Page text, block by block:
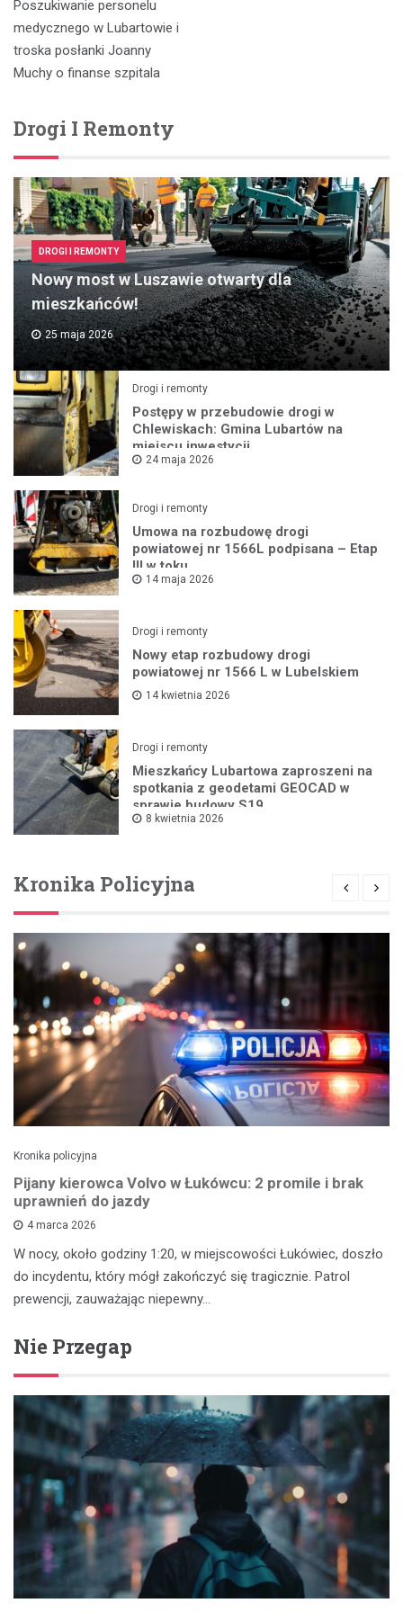
wpisu
Poszukiwanie personelu
medycznego w Lubartowie i
troska posłanki Joanny
Muchy o finanse szpitala
Drogi I Remonty
DROGI I REMONTY
Nowy most w Luszawie otwarty dla
mieszkańców!
25 maja 2026
Drogi i remonty
Postępy w przebudowie drogi w
Chlewiskach: Gmina Lubartów na
miejscu inwestycji
24 maja 2026
Drogi i remonty
Umowa na rozbudowę drogi
powiatowej nr 1566L podpisana – Etap
III w toku
14 maja 2026
Drogi i remonty
Nowy etap rozbudowy drogi
powiatowej nr 1566 L w Lubelskiem
14 kwietnia 2026
Drogi i remonty
Mieszkańcy Lubartowa zaproszeni na
spotkania z geodetami GEOCAD w
sprawie budowy S19
8 kwietnia 2026
Kronika Policyjna
Kronika policyjna
Pijany kierowca Volvo w Łukówcu: 2 promile i brak
uprawnień do jazdy
4 marca 2026
W nocy, około godziny 1:20, w miejscowości Łukówiec, doszło
do incydentu, który mógł zakończyć się tragicznie. Patrol
prewencji, zauważając niepewny…
Nie Przegap